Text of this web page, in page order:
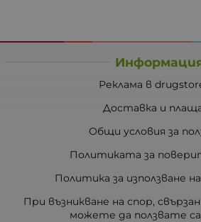
Реклама в
Доставка и
Общи условия за
Политиката за
Политика за използване
При възникване на спор,
можете да ползвате